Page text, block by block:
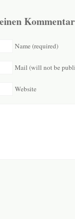
Name (required)
Mail (will not be
Website